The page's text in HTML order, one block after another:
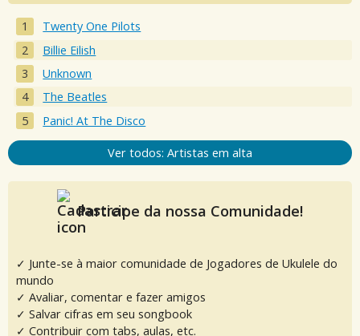
Twenty One Pilots
Billie Eilish
Unknown
The Beatles
Panic! At The Disco
Ver todos: Artistas em alta
Participe da nossa Comunidade!
✓ Junte-se à maior comunidade de Jogadores de Ukulele do
mundo
✓ Avaliar, comentar e fazer amigos
✓ Salvar cifras em seu songbook
✓ Contribuir com tabs, aulas, etc.